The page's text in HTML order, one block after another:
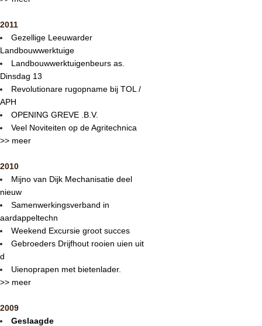
2011
Gezellige Leeuwarder
Landbouwwerktuige
Landbouwwerktuigenbeurs as.
Dinsdag 13
Revolutionare rugopname bij TOL /
APH
OPENING GREVE .B.V.
Veel Noviteiten op de Agritechnica
>> meer
2010
Mijno van Dijk Mechanisatie deel
nieuw
Samenwerkingsverband in
aardappeltechn
Weekend Excursie groot succes
Gebroeders Drijfhout rooien uien uit
d
Uienoprapen met bietenlader.
>> meer
2009
Geslaagde